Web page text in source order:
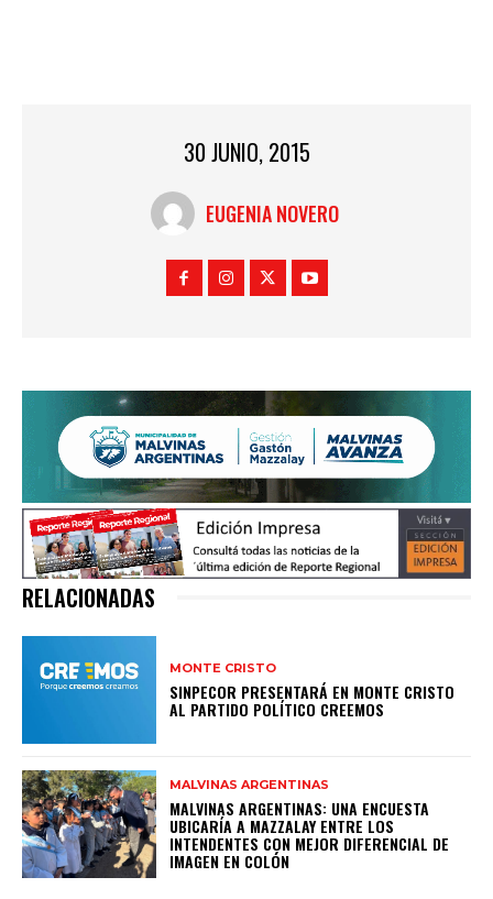
30 JUNIO, 2015
EUGENIA NOVERO
RELACIONADAS
MONTE CRISTO
SINPECOR PRESENTARÁ EN MONTE CRISTO
AL PARTIDO POLÍTICO CREEMOS
MALVINAS ARGENTINAS
MALVINAS ARGENTINAS: UNA ENCUESTA
UBICARÍA A MAZZALAY ENTRE LOS
INTENDENTES CON MEJOR DIFERENCIAL DE
IMAGEN EN COLÓN